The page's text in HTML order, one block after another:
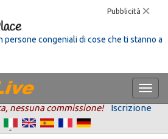
Pubblicità
persone congeniali di cose che ti stanno a
nessuna commissione!
Iscrizione